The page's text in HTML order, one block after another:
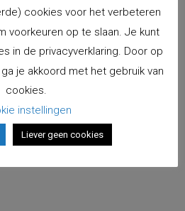
cookies voor het verbeteren
voorkeuren op te slaan. Je kunt
in de privacyverklaring. Door op
je akkoord met het gebruik van
cookies.
instellingen
Liever geen cookies